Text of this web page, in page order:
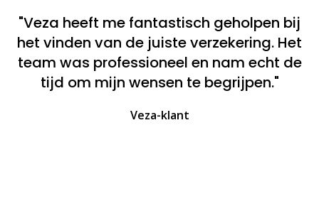
"Veza heeft me fantastisch geholpen bij
het vinden van de juiste verzekering. Het
team was professioneel en nam echt de
tijd om mijn wensen te begrijpen."
Veza-klant